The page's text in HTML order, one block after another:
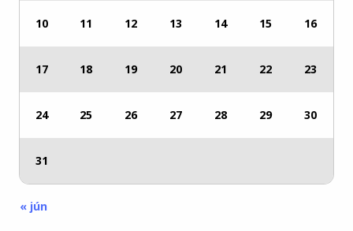
10 11 12 13 14 15 16
17 18 19 20 21 22 23
24 25 26 27 28 29 30
31
« jún